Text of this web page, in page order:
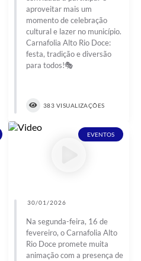
aproveitar mais um
momento de celebração
cultural e lazer no município.
Carnafolia Alto Rio Doce:
festa, tradição e diversão
para todos!🎭
383 VISUALIZAÇÕES
EVENTOS
30/01/2026
Na segunda-feira, 16 de
fevereiro, o Carnafolia Alto
Rio Doce promete muita
animação com a presença de